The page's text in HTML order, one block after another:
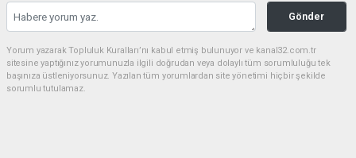
Gönder
Yorum yazarak Topluluk Kuralları’nı kabul etmiş bulunuyor ve kanal32.com.tr
sitesine yaptığınız yorumunuzla ilgili doğrudan veya dolaylı tüm sorumluluğu tek
başınıza üstleniyorsunuz. Yazılan tüm yorumlardan site yönetimi hiçbir şekilde
sorumlu tutulamaz.